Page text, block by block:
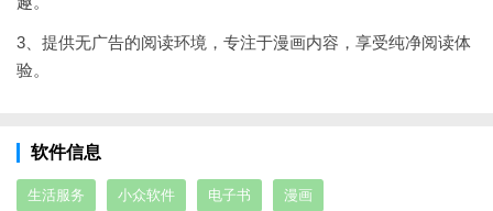
3、提供无广告的阅读环境，专注于漫画内容，享受纯净阅读体
验。
软件信息
生活服务 小众软件 电子书 漫画